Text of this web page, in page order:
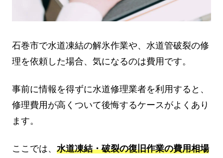
石巻市で水道凍結の解氷作業や、水道管破裂の修
理を依頼した場合、気になるのは費用です。
事前に情報を得ずに水道修理業者を利用すると、
修理費用が高くついて後悔するケースがよくあり
ます。
ここでは、 水道凍結・破裂の復旧作業の費用相場